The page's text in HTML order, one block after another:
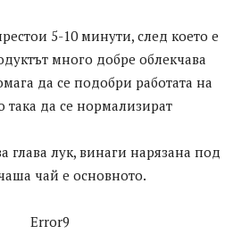
5-10 минути, след което е
много добре облекчава
да се подобри работата на
така да се нормализират
глава лук, винаги нарязана под
чай е основното.
Error9